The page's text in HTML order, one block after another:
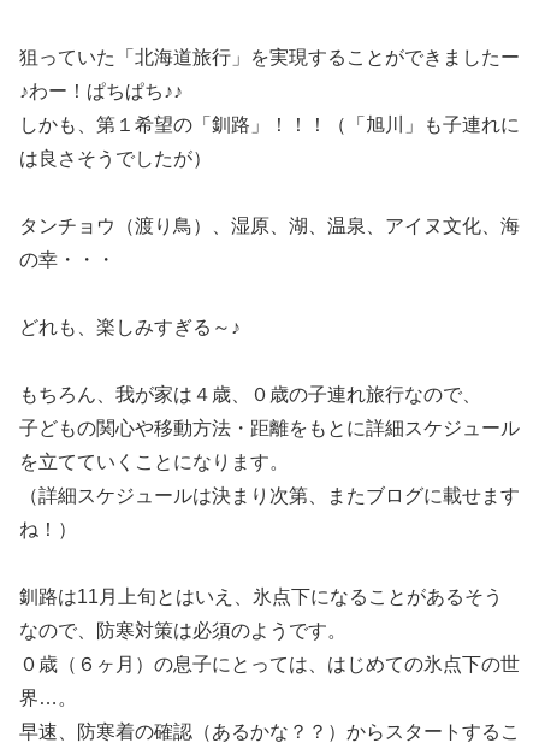
狙っていた「北海道旅行」を実現することができましたー
♪わー！ぱちぱち♪♪
しかも、第１希望の「釧路」！！！（「旭川」も子連れに
は良さそうでしたが）
タンチョウ（渡り鳥）、湿原、湖、温泉、アイヌ文化、海
の幸・・・
どれも、楽しみすぎる～♪
もちろん、我が家は４歳、０歳の子連れ旅行なので、
子どもの関心や移動方法・距離をもとに詳細スケジュール
を立てていくことになります。
（詳細スケジュールは決まり次第、またブログに載せます
ね！）
釧路は11月上旬とはいえ、氷点下になることがあるそう
なので、防寒対策は必須のようです。
０歳（６ヶ月）の息子にとっては、はじめての氷点下の世
界…。
早速、防寒着の確認（あるかな？？）からスタートするこ